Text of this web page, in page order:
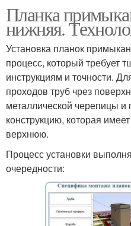
Планка
нижняя.
Установка планок
процесс, который требует
инструкциям и точности.
проходов труб чрез
металлической черепицы
конструкцию, которая
верхнюю.
Процесс установки
очередности: